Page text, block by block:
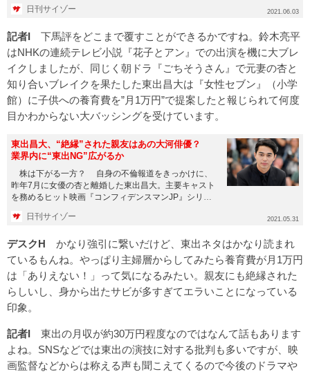
日刊サイゾー 2021.06.03
記者I 下馬評をどこまで覆すことができるかですね。鈴木亮平
はNHKの連続テレビ小説『花子とアン』での出演を機に大ブレ
イクしましたが、同じく朝ドラ『ごちそうさん』で元妻の杏と
知り合いブレイクを果たした東出昌大は『女性セブン』（小学
館）に子供への養育費を”月1万円”で提案したと報じられて何度
目かわからない大バッシングを受けています。
東出昌大、“絶縁”された親友はあの大河俳優？
業界内に“東出NG”広がるか
株は下がる一方？ 自身の不倫報道をきっかけに、
昨年7月に女優の杏と離婚した東出昌大。主要キャスト
を務めるヒット映画『コンフィデンスマンJP』シリー
日刊サイゾー 2021.05.31
デスクH かなり強引に繋いだけど、東出ネタはかなり読まれ
ているもんね。やっぱり主婦層からしてみたら養育費が月1万円
は「ありえない！」って気になるみたい。親友にも絶縁された
らしいし、身から出たサビが多すぎてエラいことになっている
印象。
記者I 東出の月収が約30万円程度なのではなんて話もあります
よね。SNSなどでは東出の演技に対する批判も多いですが、映
画監督などからは称える声も聞こえてくるので今後のドラマや